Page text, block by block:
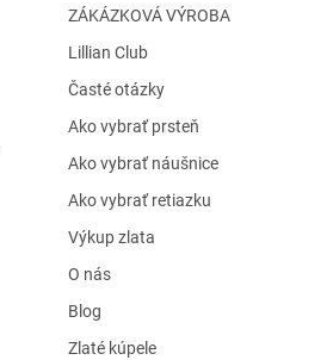
ZÁKÁZKOVÁ VÝROBA
Lillian Club
Časté otázky
Ako vybrať prsteň
Ako vybrať náušnice
Ako vybrať retiazku
Výkup zlata
O nás
Blog
Zlaté kúpele